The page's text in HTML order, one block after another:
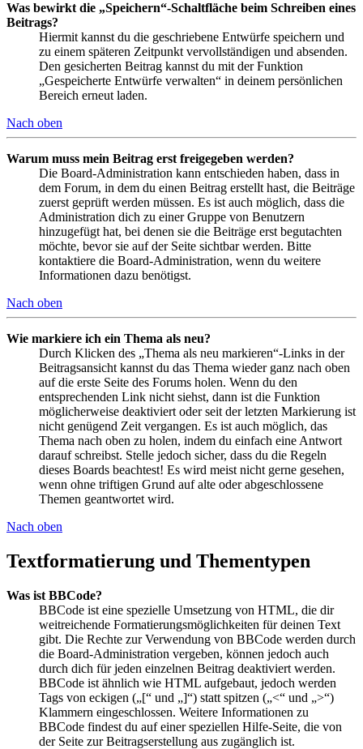
Was bewirkt die „Speichern“-Schaltfläche beim Schreiben eines
Beitrags?
Hiermit kannst du die geschriebene Entwürfe speichern und
zu einem späteren Zeitpunkt vervollständigen und absenden.
Den gesicherten Beitrag kannst du mit der Funktion
„Gespeicherte Entwürfe verwalten“ in deinem persönlichen
Bereich erneut laden.
Nach oben
Warum muss mein Beitrag erst freigegeben werden?
Die Board-Administration kann entschieden haben, dass in
dem Forum, in dem du einen Beitrag erstellt hast, die Beiträge
zuerst geprüft werden müssen. Es ist auch möglich, dass die
Administration dich zu einer Gruppe von Benutzern
hinzugefügt hat, bei denen sie die Beiträge erst begutachten
möchte, bevor sie auf der Seite sichtbar werden. Bitte
kontaktiere die Board-Administration, wenn du weitere
Informationen dazu benötigst.
Nach oben
Wie markiere ich ein Thema als neu?
Durch Klicken des „Thema als neu markieren“-Links in der
Beitragsansicht kannst du das Thema wieder ganz nach oben
auf die erste Seite des Forums holen. Wenn du den
entsprechenden Link nicht siehst, dann ist die Funktion
möglicherweise deaktiviert oder seit der letzten Markierung ist
nicht genügend Zeit vergangen. Es ist auch möglich, das
Thema nach oben zu holen, indem du einfach eine Antwort
darauf schreibst. Stelle jedoch sicher, dass du die Regeln
dieses Boards beachtest! Es wird meist nicht gerne gesehen,
wenn ohne triftigen Grund auf alte oder abgeschlossene
Themen geantwortet wird.
Nach oben
Textformatierung und Thementypen
Was ist BBCode?
BBCode ist eine spezielle Umsetzung von HTML, die dir
weitreichende Formatierungsmöglichkeiten für deinen Text
gibt. Die Rechte zur Verwendung von BBCode werden durch
die Board-Administration vergeben, können jedoch auch
durch dich für jeden einzelnen Beitrag deaktiviert werden.
BBCode ist ähnlich wie HTML aufgebaut, jedoch werden
Tags von eckigen („[“ und „]“) statt spitzen („<“ und „>“)
Klammern eingeschlossen. Weitere Informationen zu
BBCode findest du auf einer speziellen Hilfe-Seite, die von
der Seite zur Beitragserstellung aus zugänglich ist.